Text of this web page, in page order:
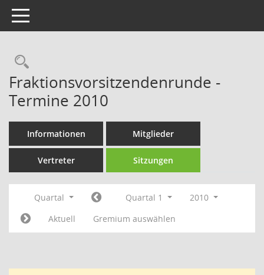
Toggle navigation
Rechercheauswahl
Fraktionsvorsitzendenrunde -
Termine 2010
Informationen Mitglieder
Vertreter Sitzungen
Quartal Quartal 1
2010
Aktuell
Gremium auswählen